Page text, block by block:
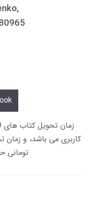
تومانی حداکثر 12 ساعت از